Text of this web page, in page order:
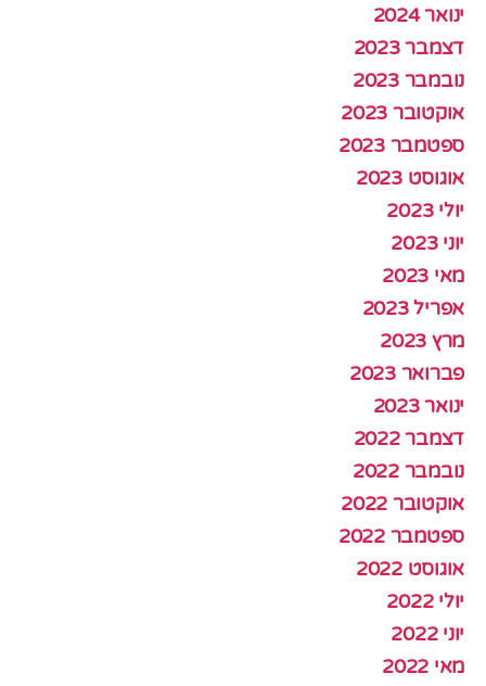
ינואר 2024
דצמבר 2023
נובמבר 2023
אוקטובר 2023
ספטמבר 2023
אוגוסט 2023
יולי 2023
יוני 2023
מאי 2023
אפריל 2023
מרץ 2023
פברואר 2023
ינואר 2023
דצמבר 2022
נובמבר 2022
אוקטובר 2022
ספטמבר 2022
אוגוסט 2022
יולי 2022
יוני 2022
מאי 2022